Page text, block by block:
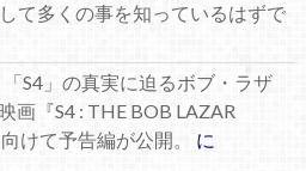
て多くの事を知っているはずで
S4」の真実に迫るボブ・ラザ
画『S4 : THE BOB LAZAR
けて予告編が公開。
に